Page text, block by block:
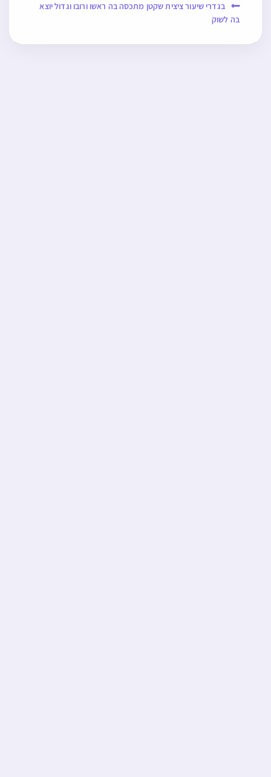
בגדרי שיעור ציצית שקטן מתכסה בה ראשו ורובו וגדול יוצא
בה לשוק